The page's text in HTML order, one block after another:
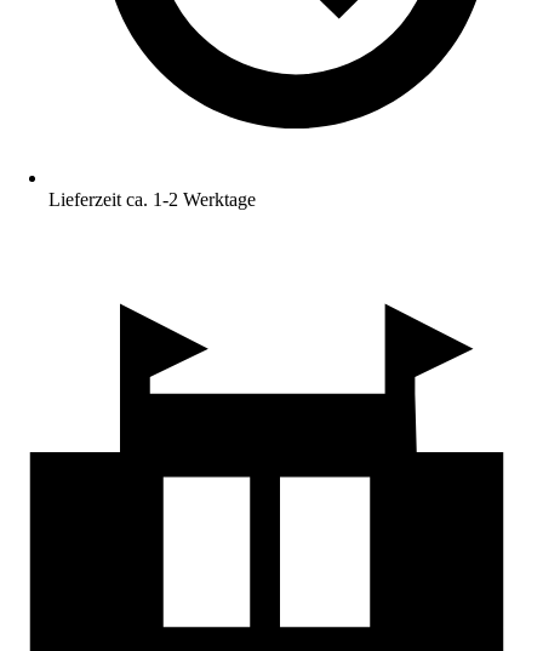
Lieferzeit ca. 1-2 Werktage